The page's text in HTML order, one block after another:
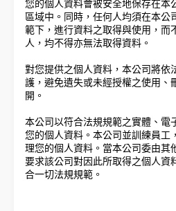
您的個人資料會被安全地保存在本
區域中。同時，任何人均須在本公
範下，進行資料之取得與使用，而
人，均不得亦無法取得資料。
對您提供之個人資料，本公司將依
護，避免遺失或未經授權之使用、
開。
本公司以符合法規規範之實體、電
您的個人資料。本公司並訓練員工
理您的個人資料。當本公司委由其
要求該公司對因此所取得之個人資
合一切法規規範。